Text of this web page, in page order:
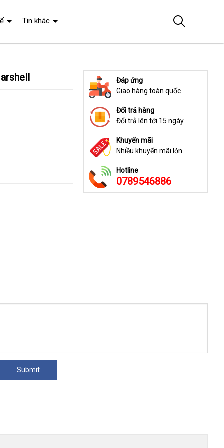
Đáp ứng
Giao hàng toàn quốc
Đổi trả hàng
Đổi trả lên tới 15 ngày
Khuyến mãi
Nhiều khuyến mãi lớn
Hotline
0789546886
Tin khác